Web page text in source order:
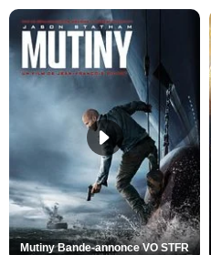
Mutiny Bande-annonce VO STFR